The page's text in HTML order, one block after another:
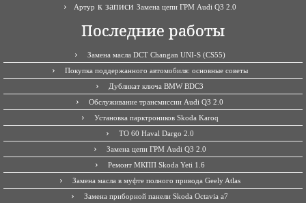
Артур к записи Замена цепи ГРМ Audi Q3 2.0
Последние работы
Замена масла DCT Changan UNI-S (CS55)
Покупка поддержанного автомобиля: основные советы
Дубликат ключа BMW BDC3
Обслуживание трансмиссии Audi Q3 2.0
Установка парктроников Skoda Karoq
ТО 60 Haval Dargo 2.0
Замена цепи ГРМ Audi Q3 2.0
Ремонт МКПП Skoda Yeti 1.6
Замена масла в муфте полного привода Geely Atlas
Замена приборной панели Skoda Octavia a7